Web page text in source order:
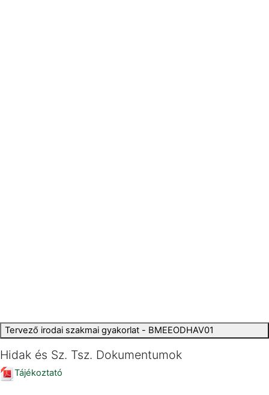
Tervező irodai szakmai gyakorlat - BMEEODHAV01
Hidak és Sz. Tsz. Dokumentumok
Tájékoztató